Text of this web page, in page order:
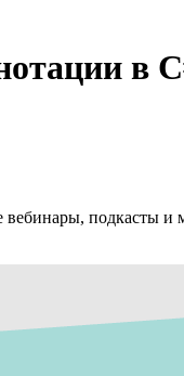
в
подкасты